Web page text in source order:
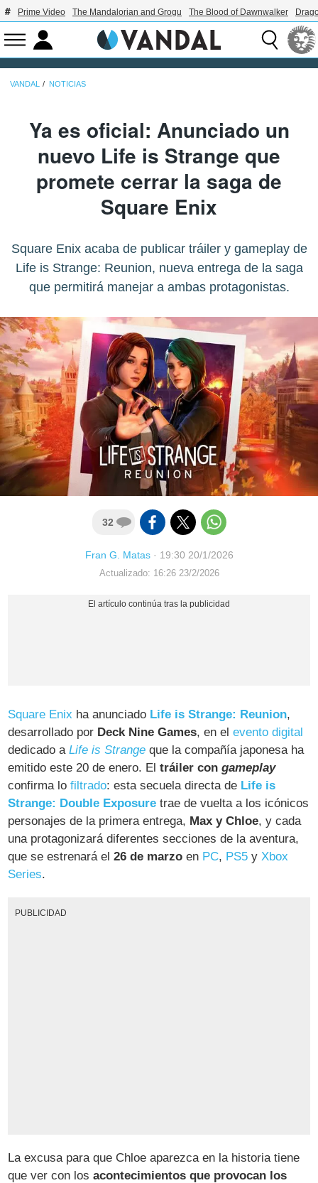
Prime Video The Mandalorian and Grogu The Blood of Dawnwalker
VANDAL NOTICIAS
Ya es oficial: Anunciado un
nuevo Life is Strange que
promete cerrar la saga de
Square Enix
Square Enix acaba de publicar tráiler y gameplay de
Life is Strange: Reunion, nueva entrega de la saga
que permitirá manejar a ambas protagonistas.
32
Fran G. Matas· 19:30 20/1/2026
Actualizado: 16:26 23/2/2026
Square Enix ha anunciado Life is Strange: Reunion,
desarrollado por Deck Nine Games, en elevento digital
dedicado aLife is Strange que la compañía japonesa ha
emitido este 20 de enero. Eltráiler congameplay
confirma lofiltrado: esta secuela directa de Life is
Strange: Double Exposure trae de vuelta a los icónicos
personajes de la primera entrega, Max y Chloe, y cada
una protagonizará diferentes secciones de la aventura,
que se estrenará el26 de marzo en PC, PS5 yXbox
Series.
PUBLICIDAD
La excusa para que Chloe aparezca en la historia tiene
que ver con losacontecimientos que provocan los